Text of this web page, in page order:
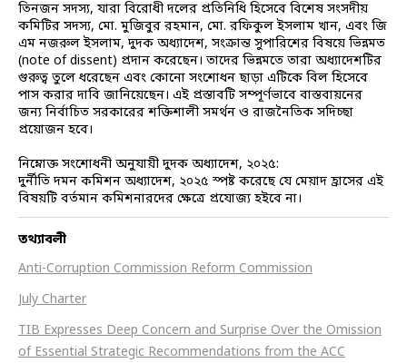
তিনজন সদস্য, যারা বিরোধী দলের প্রতিনিধি হিসেবে বিশেষ সংসদীয়
কমিটির সদস্য, মো. মুজিবুর রহমান, মো. রফিকুল ইসলাম খান, এবং জি
এম নজরুল ইসলাম, দুদক অধ্যাদেশ, সংক্রান্ত সুপারিশের বিষয়ে ভিন্নমত
(note of dissent) প্রদান করেছেন। তাদের ভিন্নমতে তারা অধ্যাদেশটির
গুরুত্ব তুলে ধরেছেন এবং কোনো সংশোধন ছাড়া এটিকে বিল হিসেবে
পাস করার দাবি জানিয়েছেন। এই প্রস্তাবটি সম্পূর্ণভাবে বাস্তবায়নের
জন্য নির্বাচিত সরকারের শক্তিশালী সমর্থন ও রাজনৈতিক সদিচ্ছা
প্রয়োজন হবে।
নিম্নোক্ত সংশোধনী অনুযায়ী দুদক অধ্যাদেশ, ২০২৫:
দুর্নীতি দমন কমিশন অধ্যাদেশ, ২০২৫ স্পষ্ট করেছে যে মেয়াদ হ্রাসের এই
বিষয়টি বর্তমান কমিশনারদের ক্ষেত্রে প্রযোজ্য হইবে না।
তথ্যাবলী
Anti-Corruption Commission Reform Commission
July Charter
TIB Expresses Deep Concern and Surprise Over the Omission
of Essential Strategic Recommendations from the ACC